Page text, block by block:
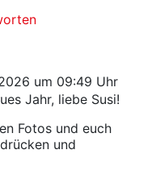
um 09:49 Uhr
Jahr, liebe Susi!
Fotos und euch
und